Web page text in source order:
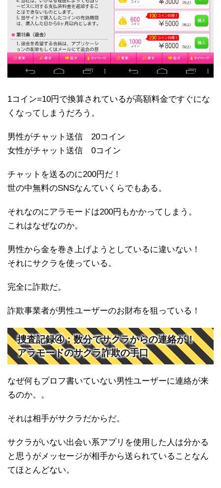
1コイン=10円で換算されているが高額料金ですぐにな
くなってしまうだろう。
男性がチャット送信 20コイン
女性がチャット送信 0コイン
チャットを送るのに200円だ！
世の中無料のSNSなんていくらでもある。
それなのにアラモードは200円もかかってしまう。
これはなぜなのか。
男性から金を巻き上げようとしているに違いない！
それにサクラを使っている。
完全に詐欺だ。
詐欺事業者が男性ユーザーのお財布を狙っている！
捜査記録④：数分でサクラからの連絡が！
アラモードのサクラ詐欺の手口
なぜ何もプロフ書いていない男性ユーザーに連絡が来
るのか。。
それは相手がサクラだからだ。
サクラがいない出会い系アプリを使用した人は分かる
と思うがメッセージが相手から送られていることなん
てほとんどない。